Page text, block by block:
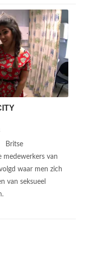
Britse
medewerkers van
waar men zich
van seksueel